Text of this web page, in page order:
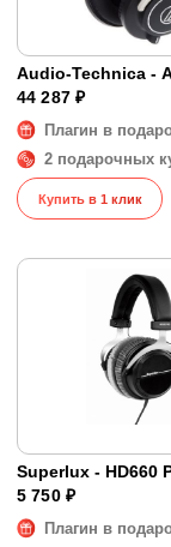
Audio-Technica -
44 287 ₽
Плагин в
2 подарочных
Купить в 1 клик
Superlux - HD660
5 750 ₽
Плагин в